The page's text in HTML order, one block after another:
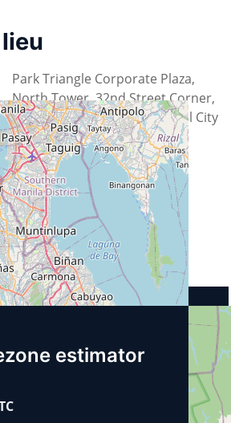
Park Triangle Corporate Plaza,
North Tower, 32nd Street Corner,
11th Avenue, Bonifacio Global City
21F,
1635 Taguig
Philippines
estimator